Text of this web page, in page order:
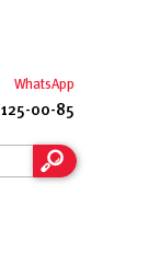
WhatsApp
00-85